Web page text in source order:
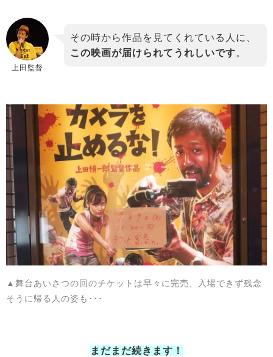
上田監督
その時から作品を見てくれている人に、
この映画が届けられてうれしいです。
▲舞台あいさつの回のチケットは早々に完売、入場できず残念
そうに帰る人の姿も･･･
まだまだ続きます！